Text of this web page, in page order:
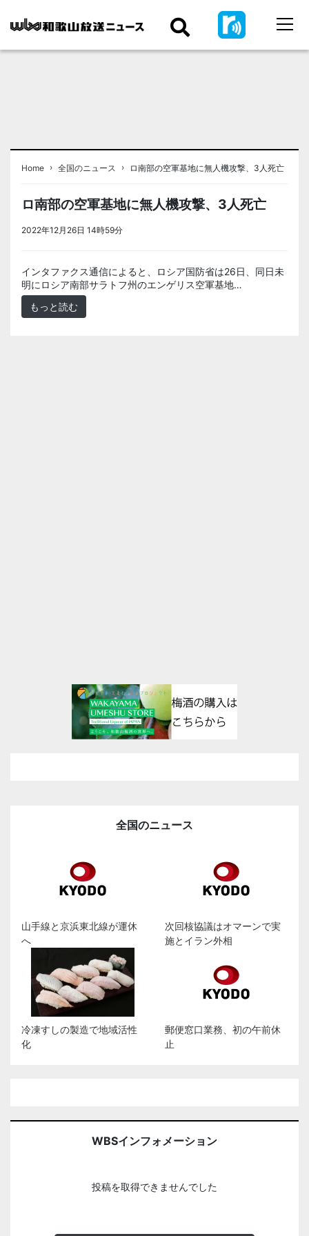
Home › 全国のニュース › ロ南部の空軍基地に無人機攻撃、3人死亡
ロ南部の空軍基地に無人機攻撃、3人死亡
2022年12月26日 14時59分
インタファクス通信によると、ロシア国防省は26日、同日未
明にロシア南部サラトフ州のエンゲリス空軍基地…
もっと読む
全国のニュース
山手線と京浜東北線が運休
へ
次回核協議はオマーンで実
施とイラン外相
冷凍すしの製造で地域活性
化
郵便窓口業務、初の午前休
止
WBSインフォメーション
投稿を取得できませんでした